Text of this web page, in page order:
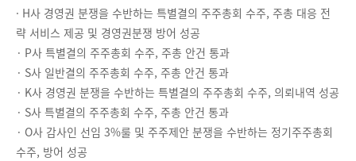
· H사 경영권 분쟁을 수반하는 특별결의 주주총회 수주, 주총 대응 전
략 서비스 제공 및 경영권분쟁 방어 성공
· P사 특별결의 주주총회 수주, 주총 안건 통과
· S사 일반결의 주주총회 수주, 주총 안건 통과
· K사 경영권 분쟁을 수반하는 특별결의 주주총회 수주, 의뢰내역 성공
· S사 특별결의 주주총회 수주, 주총 안건 통과
· O사 감사인 선임 3%룰 및 주주제안 분쟁을 수반하는 정기주주총회
수주, 방어 성공